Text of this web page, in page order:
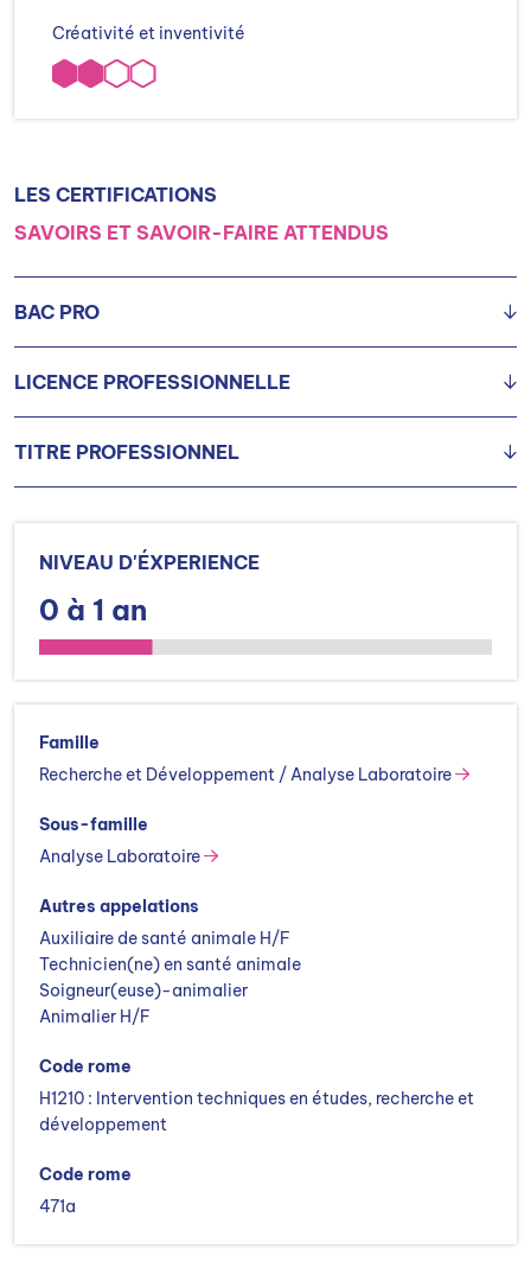
Créativité et inventivité
LES CERTIFICATIONS
SAVOIRS ET SAVOIR-FAIRE ATTENDUS
BAC PRO
Baccalauréat Professionnel Technicien en Expérimentation
Animale
LICENCE PROFESSIONNELLE
Licence Professionnelle STS Industries Chimiques et
Pharmaceutiques, spécialité Bioexpérimentation
TITRE PROFESSIONNEL
TP Assistant(e) technique des laboratoires parfum
cosmétique et arômes
NIVEAU D'ÉXPERIENCE
0 à 1 an
Famille
Recherche et Développement / Analyse Laboratoire
Sous-famille
Analyse Laboratoire
Autres appelations
Auxiliaire de santé animale H/F
Technicien(ne) en santé animale
Soigneur(euse)-animalier
Animalier H/F
Code rome
H1210 : Intervention techniques en études, recherche et
développement
Code rome
471a